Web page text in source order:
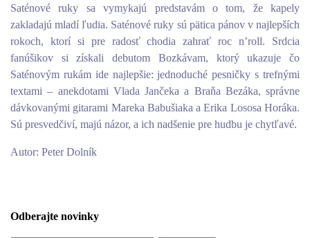
Saténové ruky sa vymykajú predstavám o tom, že kapely
zakladajú mladí ľudia. Saténové ruky sú pätica pánov v najlepších
rokoch, ktorí si pre radosť chodia zahrať roc n’roll. Srdcia
fanúšikov si získali debutom Bozkávam, ktorý ukazuje čo
Saténovým rukám ide najlepšie: jednoduché pesničky s trefnými
textami – anekdotami Vlada Jančeka a Braňa Bezáka, správne
dávkovanými gitarami Mareka Babušiaka a Erika Lososa Horáka.
Sú presvedčiví, majú názor, a ich nadšenie pre hudbu je chytľavé.
Autor: Peter Dolník
Odberajte novinky